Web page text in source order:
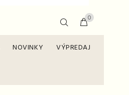
0
NOVINKY VÝPREDAJ